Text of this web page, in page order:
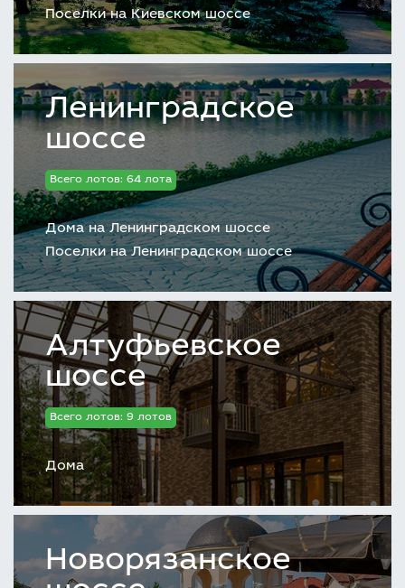
Поселки на Киевском шоссе
Ленинградское
шоссе
Всего лотов: 64 лота
Дома на Ленинградском шоссе
Поселки на Ленинградском шоссе
Алтуфьевское
шоссе
Всего лотов: 9 лотов
Дома
Новорязанское